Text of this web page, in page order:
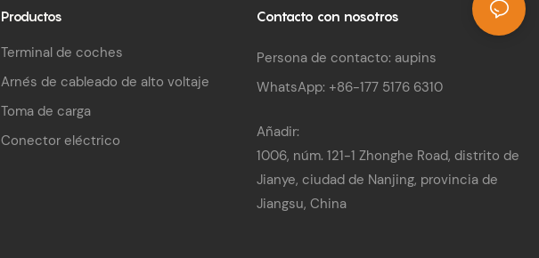
Productos
Terminal de coches
Arnés de cableado de alto voltaje
Toma de carga
Conector eléctrico
Contacto con nosotros
Persona de contacto: aupins
WhatsApp: +86-177 5176 6310
Añadir:
1006, núm. 121-1 Zhonghe Road, distrito de
Jianye, ciudad de Nanjing, provincia de
Jiangsu, China